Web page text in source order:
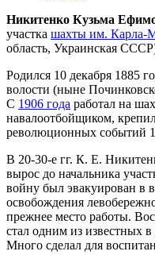
Никитенко Кузьма
участка шахты им. Карла-
область, Украинская
Родился 10 декабря 1885
волости (ныне
С 1906 года работал на
навалоотбойщиком,
революционных событий
В 20-30-е гг. К. Е.
вырос до начальника
войну был эвакуирован в
освобождения
прежнее место работы.
стал одним из известных
Много сделал для